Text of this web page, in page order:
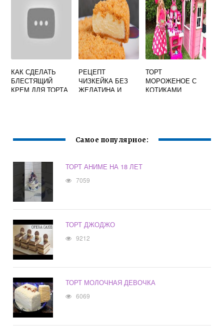
КАК СДЕЛАТЬ
БЛЕСТЯЩИЙ
КРЕМ ДЛЯ ТОРТА
РЕЦЕПТ
ЧИЗКЕЙКА БЕЗ
ЖЕЛАТИНА И
ТОРТ
МОРОЖЕНОЕ С
КОТИКАМИ
Самое популярное:
ТОРТ АНИМЕ НА 18 ЛЕТ
7059
ТОРТ ДЖОДЖО
9212
ТОРТ МОЛОЧНАЯ ДЕВОЧКА
6069